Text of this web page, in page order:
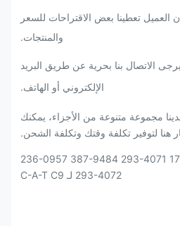
العميل تعطينا بعض الاقتراحات للسعر
والمنتجات.
الاتصال بنا بحرية عن طريق البريد
الإلكتروني أو الهاتف.
مجموعة متنوعة من الأجزاء، يمكنك
لتوفير تكلفة وقتك وتكلفة الشحن.